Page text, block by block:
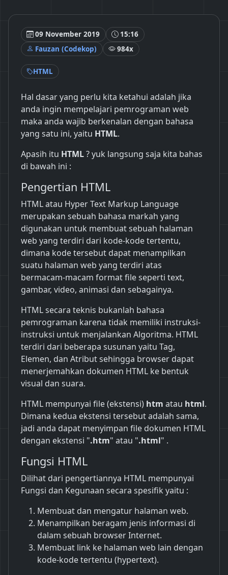
09 November 2019
15:16
Fauzan (Codekop)
984x
HTML
Hal dasar yang perlu kita ketahui adalah jika
anda ingin mempelajari pemrograman web
maka anda wajib berkenalan dengan bahasa
yang satu ini, yaitu HTML.
Apasih itu HTML? yuk langsung saja kita bahas
di bawah ini :
Pengertian HTML
HTML atau Hyper Text Markup Language
merupakan sebuah bahasa markah yang
digunakan untuk membuat sebuah halaman
web yang terdiri dari kode-kode tertentu,
dimana kode tersebut dapat menampilkan
suatu halaman web yang terdiri atas
bermacam-macam format file seperti text,
gambar, video, animasi dan sebagainya.
HTML secara teknis bukanlah bahasa
pemrograman karena tidak memiliki instruksi-
instruksi untuk menjalankan Algoritma. HTML
terdiri dari beberapa susunan yaitu Tag,
Elemen, dan Atribut sehingga browser dapat
menerjemahkan dokumen HTML ke bentuk
visual dan suara.
HTML mempunyai file (ekstensi) htm atau html.
Dimana kedua ekstensi tersebut adalah sama,
jadi anda dapat menyimpan file dokumen HTML
dengan ekstensi ".htm" atau ".html" .
Fungsi HTML
Dilihat dari pengertiannya HTML mempunyai
Fungsi dan Kegunaan secara spesifik yaitu :
Membuat dan mengatur halaman web.
Menampilkan beragam jenis informasi di
dalam sebuah browser Internet.
Membuat link ke halaman web lain dengan
kode-kode tertentu (hypertext).